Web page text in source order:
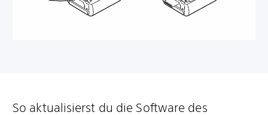
So aktualisierst du die Software des